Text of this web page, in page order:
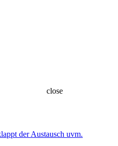
close
der Austausch uvm.